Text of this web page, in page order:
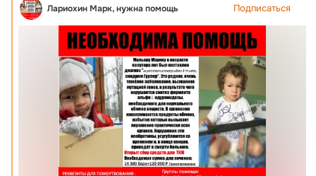
Лариохин Марк, нужна помощь Подписаться